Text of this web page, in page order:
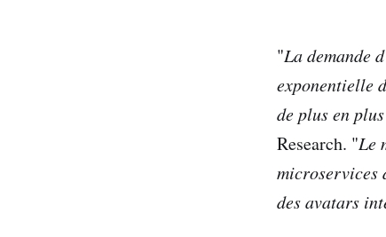
"La demande
exponentielle
de plus en
Research. "Le
microservices
des avatars